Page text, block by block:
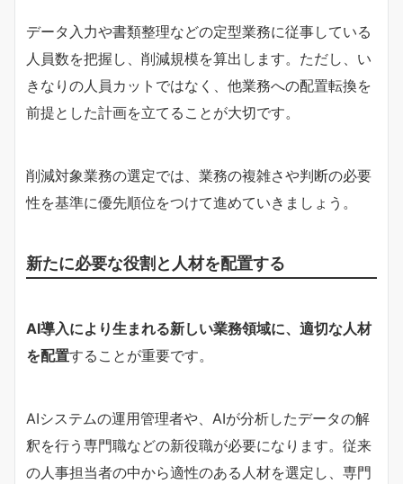
データ入力や書類整理などの定型業務に従事している
人員数を把握し、削減規模を算出します。ただし、い
きなりの人員カットではなく、他業務への配置転換を
前提とした計画を立てることが大切です。
削減対象業務の選定では、業務の複雑さや判断の必要
性を基準に優先順位をつけて進めていきましょう。
新たに必要な役割と人材を配置する
AI導入により生まれる新しい業務領域に、適切な人材
を配置することが重要です。
AIシステムの運用管理者や、AIが分析したデータの解
釈を行う専門職などの新役職が必要になります。従来
の人事担当者の中から適性のある人材を選定し、専門